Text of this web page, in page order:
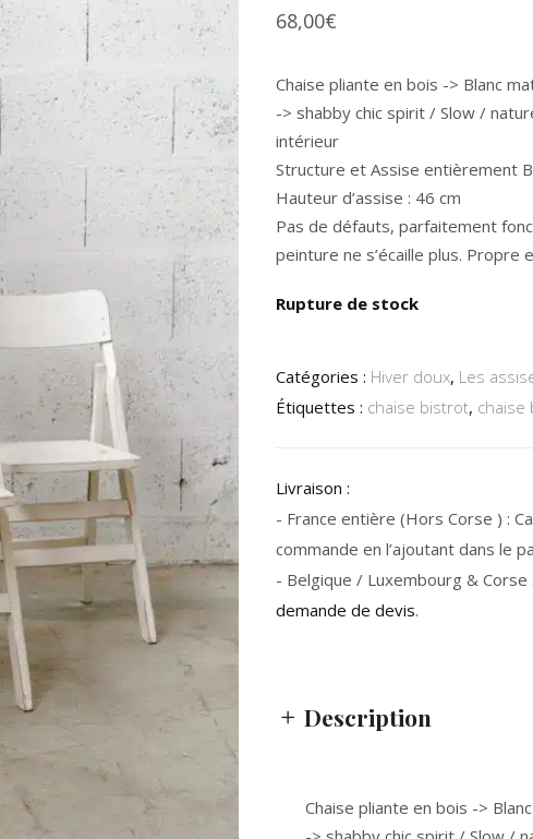
68,00€
Chaise pliante en bois -> Blanc
-> shabby chic spirit / Slow /
intérieur
Structure et Assise entièrement
Hauteur d’assise : 46 cm
Pas de défauts, parfaitement
peinture ne s’écaille plus. Propre
Rupture de stock
Catégories : Hiver doux, Les
Étiquettes : chaise bistrot, chaise
Livraison :
- France entière (Hors Corse ) :
commande en l’ajoutant dans le
- Belgique / Luxembourg & Corse
demande de devis.
Description
Chaise pliante en bois ->